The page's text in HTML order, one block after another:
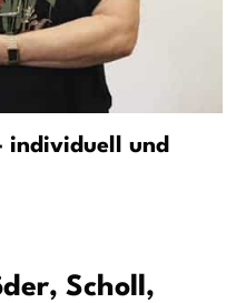
individuell und
Scholl,